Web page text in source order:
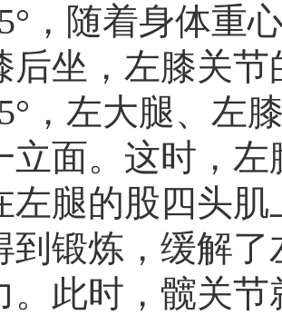
，随着身体重
后坐，左膝关
，左大腿、左
立面。这时，
左腿的股四头
到锻炼，缓解
。此时，髋关